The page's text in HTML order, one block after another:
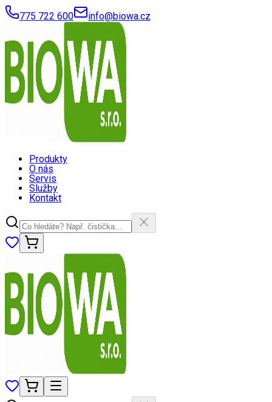
775 722 600 info@biowa.cz
Produkty
O nás
Servis
Služby
Kontakt